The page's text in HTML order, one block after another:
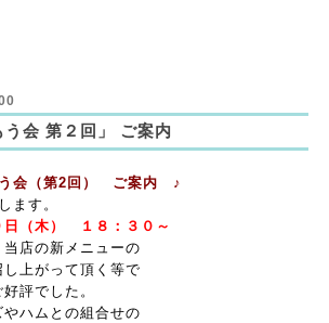
う会 第２回」 ご案内
会（第2回） ご案内 ♪
ます。
木） １８：３０～
店の新メニューの
上がって頂く等で
評でした。
ハムとの組合せの